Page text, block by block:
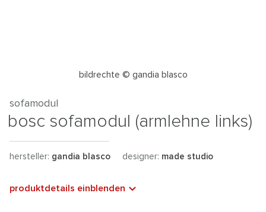
bildrechte © gandia blasco
sofamodul
bosc sofamodul (armlehne links)
hersteller: gandia blasco designer: made studio
produktdetails einblenden